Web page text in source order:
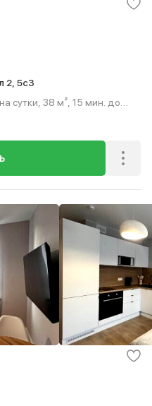
2, 5с3
сутки, 38 м², 15 мин. до